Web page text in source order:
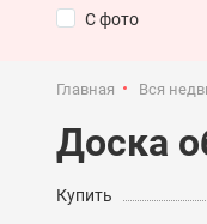
С фото
Главная Вся
Доска
Купить